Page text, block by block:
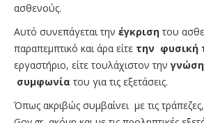
ασθενούς.
Αυτό συνεπάγεται την έγκριση του
παραπεμπτικό και άρα είτε την φυσική
εργαστήριο, είτε τουλάχιστον την
συμφωνία του για τις εξετάσεις.
Όπως ακριβώς συμβαίνει με τις τράπεζες,